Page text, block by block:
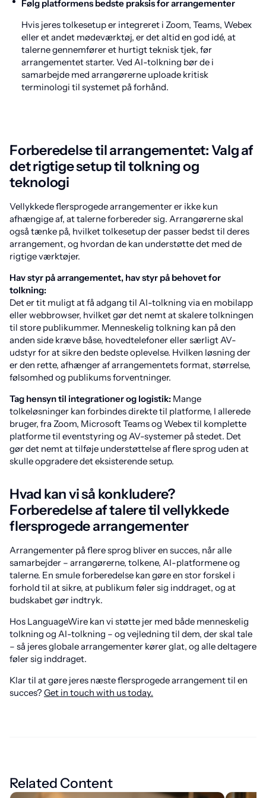
Følg platformens bedste praksis for arrangementer
Hvis jeres tolkesetup er integreret i Zoom, Teams, Webex
eller et andet mødeværktøj, er det altid en god idé, at
talerne gennemfører et hurtigt teknisk tjek, før
arrangementet starter. Ved AI-tolkning bør de i
samarbejde med arrangørerne uploade kritisk
terminologi til systemet på forhånd.
Forberedelse til arrangementet: Valg af
det rigtige setup til tolkning og
teknologi
Vellykkede flersprogede arrangementer er ikke kun
afhængige af, at talerne forbereder sig. Arrangørerne skal
også tænke på, hvilket tolkesetup der passer bedst til deres
arrangement, og hvordan de kan understøtte det med de
rigtige værktøjer.
Hav styr på arrangementet, hav styr på behovet for
tolkning:
Det er tit muligt at få adgang til AI-tolkning via en mobilapp
eller webbrowser, hvilket gør det nemt at skalere tolkningen
til store publikummer. Menneskelig tolkning kan på den
anden side kræve båse, hovedtelefoner eller særligt AV-
udstyr for at sikre den bedste oplevelse. Hvilken løsning der
er den rette, afhænger af arrangementets format, størrelse,
følsomhed og publikums forventninger.
Tag hensyn til integrationer og logistik: Mange
tolkeløsninger kan forbindes direkte til platforme, I allerede
bruger, fra Zoom, Microsoft Teams og Webex til komplette
platforme til eventstyring og AV-systemer på stedet. Det
gør det nemt at tilføje understøttelse af flere sprog uden at
skulle opgradere det eksisterende setup.
Hvad kan vi så konkludere?
Forberedelse af talere til vellykkede
flersprogede arrangementer
Arrangementer på flere sprog bliver en succes, når alle
samarbejder – arrangørerne, tolkene, AI-platformene og
talerne. En smule forberedelse kan gøre en stor forskel i
forhold til at sikre, at publikum føler sig inddraget, og at
budskabet gør indtryk.
Hos LanguageWire kan vi støtte jer med både menneskelig
tolkning og AI-tolkning – og vejledning til dem, der skal tale
– så jeres globale arrangementer kører glat, og alle deltagere
føler sig inddraget.
Klar til at gøre jeres næste flersprogede arrangement til en
succes? Get in touch with us today.
Related Content